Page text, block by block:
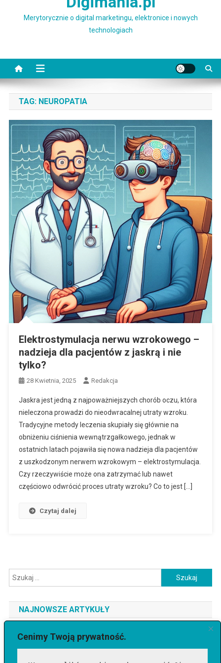
Cenimy Twoją prywatność.
Merytorycznie o digital marketingu, elektronice i nowych
technologiach
TAG: NEUROPATIA
Elektrostymulacja nerwu wzrokowego –
nadzieja dla pacjentów z jaskrą i nie
tylko?
28 Kwietnia, 2025 Redakcja
Jaskra jest jedną z najpoważniejszych chorób oczu, która
nieleczona prowadzi do nieodwracalnej utraty wzroku.
Tradycyjne metody leczenia skupiały się głównie na
obniżeniu ciśnienia wewnątrzgałkowego, jednak w
ostatnich latach pojawiła się nowa nadzieja dla pacjentów
z uszkodzonym nerwem wzrokowym – elektrostymulacja.
Czy rzeczywiście może ona zatrzymać lub nawet
częściowo odwrócić proces utraty wzroku? Co to jest […]
Czytaj dalej
Szukaj:
NAJNOWSZE ARTYKUŁY
Jaki telefon do 3500 zł wybrać? Ranking najlepszych modeli
[2026]